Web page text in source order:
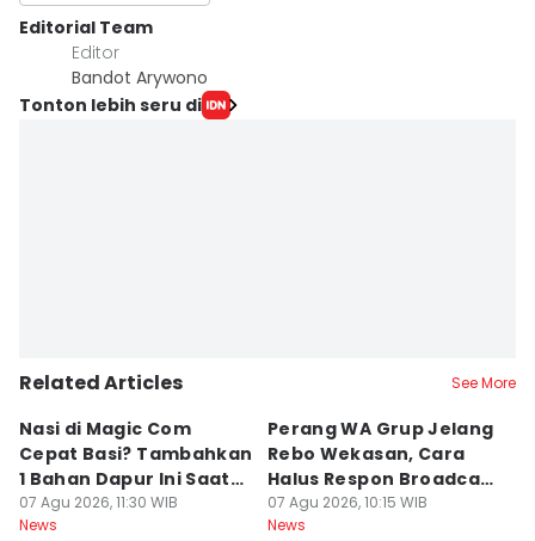
Editorial Team
Editor
Bandot Arywono
Tonton lebih seru di
Related Articles See More
Nasi di Magic Com
Cepat Basi? Tambahkan
1 Bahan Dapur Ini Saat
Menanak, Awet 2 Hari
07 Agu 2026, 11:30 WIB
News
Perang WA Grup Jelang
Rebo Wekasan, Cara
Halus Respon Broadcast
Parno
07 Agu 2026, 10:15 WIB
News